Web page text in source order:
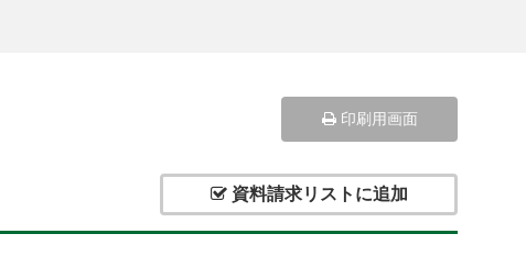
印刷用画面
資料請求リストに追加